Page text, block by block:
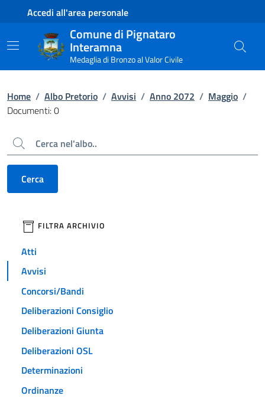
Contenuto principale
Piede di paginaAccedi all'area personale
Comune di Pignataro
Interamna
Medaglia di Bronzo al Valor Civile
Home / Albo Pretorio / Avvisi / Anno 2072 / Maggio /
Documenti: 0
Cerca
Cerca
filtri da applicare
FILTRA ARCHIVIO
Atti
Avvisi
Concorsi/Bandi
Deliberazioni Consiglio
Deliberazioni Giunta
Deliberazioni OSL
Determinazioni
Ordinanze